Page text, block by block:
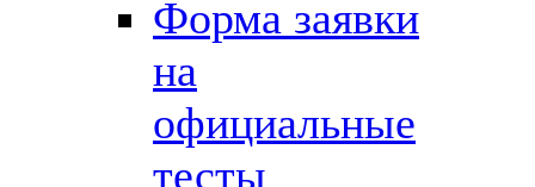
Форма заявки
на
официальные
тесты